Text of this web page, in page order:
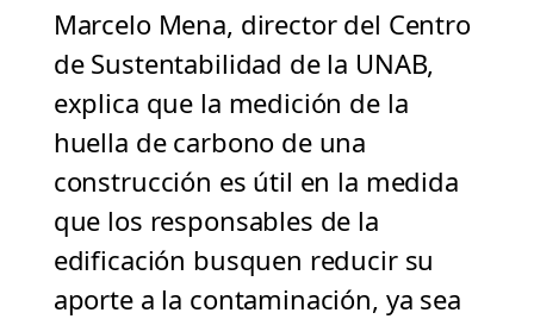
Marcelo Mena, director del Centro
de Sustentabilidad de la UNAB,
explica que la medición de la
huella de carbono de una
construcción es útil en la medida
que los responsables de la
edificación busquen reducir su
aporte a la contaminación, ya sea